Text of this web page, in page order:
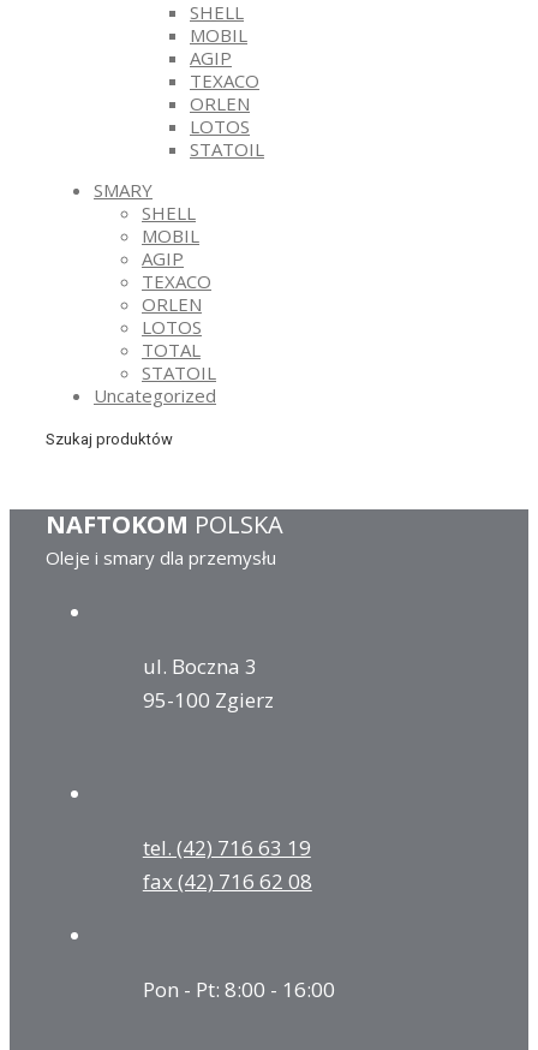
SHELL
MOBIL
AGIP
TEXACO
ORLEN
LOTOS
STATOIL
SMARY
SHELL
MOBIL
AGIP
TEXACO
ORLEN
LOTOS
TOTAL
STATOIL
Uncategorized
Szukaj produktów
NAFTOKOM POLSKA
Oleje i smary dla przemysłu
ul. Boczna 3
95-100 Zgierz
tel. (42) 716 63 19
fax (42) 716 62 08
Pon - Pt: 8:00 - 16:00